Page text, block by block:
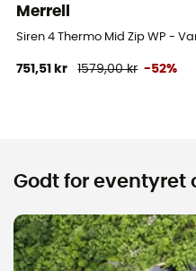
Merrell
Siren 4 Thermo Mid Zip WP -
751,51 kr 1579,00 kr -52%
Godt for eventyret